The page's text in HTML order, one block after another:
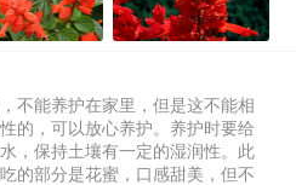
不能养护在家里，但是这不能相
的，可以放心养护。养护时要给
，保持土壤有一定的湿润性。此
的部分是花蜜，口感甜美，但不